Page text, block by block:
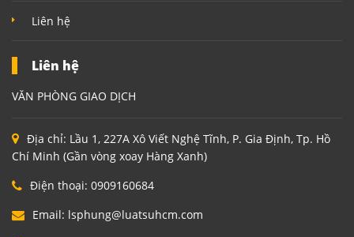
Liên hệ
Liên hệ
VĂN PHÒNG GIAO DỊCH
Địa chỉ: Lầu 1, 227A Xô Viết Nghệ Tĩnh, P. Gia Định, Tp. Hồ
Chí Minh (Gần vòng xoay Hàng Xanh)
Điện thoại: 0909160684
Email: lsphung@luatsuhcm.com